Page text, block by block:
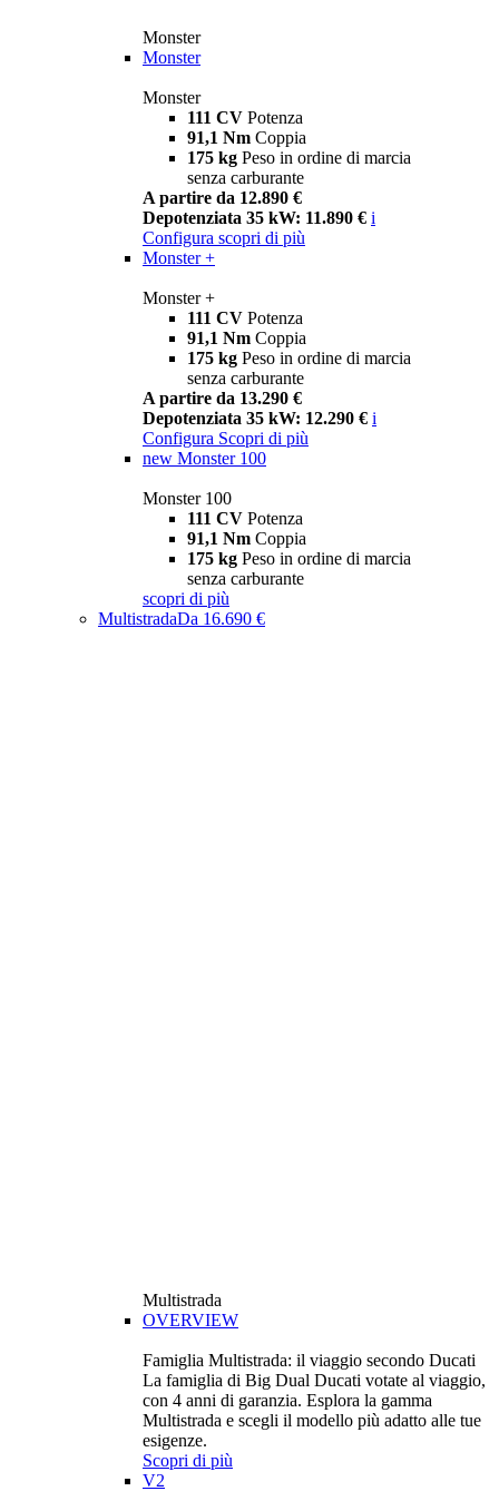
Monster
Monster
Monster
111 CV Potenza
91,1 Nm Coppia
175 kg Peso in ordine di marcia
senza carburante
A partire da 12.890 €
Depotenziata 35 kW: 11.890 € i
Configura scopri di più
Monster +
Monster +
111 CV Potenza
91,1 Nm Coppia
175 kg Peso in ordine di marcia
senza carburante
A partire da 13.290 €
Depotenziata 35 kW: 12.290 € i
Configura Scopri di più
new Monster 100
Monster 100
111 CV Potenza
91,1 Nm Coppia
175 kg Peso in ordine di marcia
senza carburante
scopri di più
MultistradaDa 16.690 €
Multistrada
OVERVIEW
Famiglia Multistrada: il viaggio secondo Ducati
La famiglia di Big Dual Ducati votate al viaggio,
con 4 anni di garanzia. Esplora la gamma
Multistrada e scegli il modello più adatto alle tue
esigenze.
Scopri di più
V2